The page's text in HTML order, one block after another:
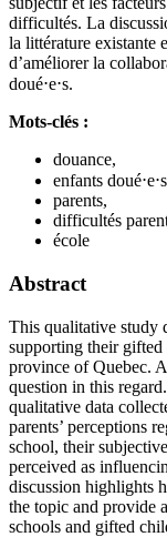
difficultés. La
la littérature existante
d’améliorer la
doué⋅e⋅s.
Mots-clés :
douance,
enfants
parents,
difficultés
école
Abstract
This qualitative study
supporting their
province of Quebec.
question in this
qualitative data
parents’ perceptions
school, their
perceived as
discussion highlights
the topic and provide
schools and gifted